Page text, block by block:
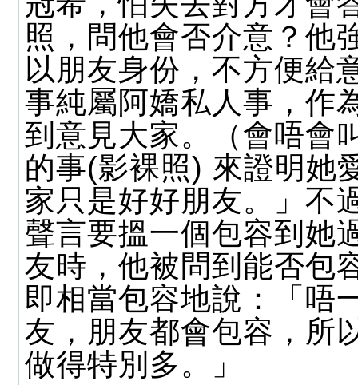
照，問他會否介意？他
以朋友身份，不方便給
事純屬阿嬌私人事，作
到意見大家。（會唔會
的事(影裸照) 來證明她
家只是好好朋友。」不
聲言要搵一個包容到她
友時，他被問到能否包
即相當包容地說：「唔
友，朋友都會包容，所
做得特別多。」